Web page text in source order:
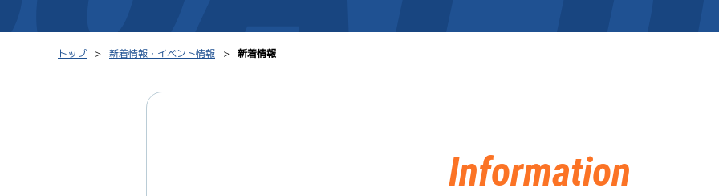
施設案内
無料タクシー・無料バス
トップ 新着情報・イベント情報 新着情報
Information